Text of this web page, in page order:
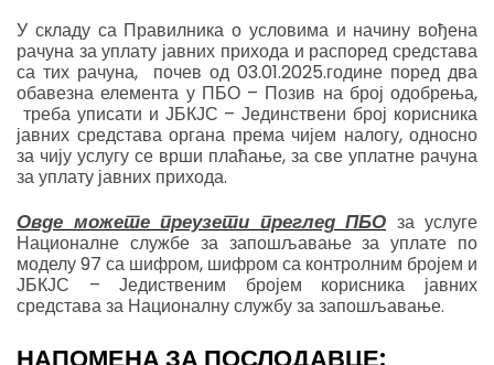
У складу са Правилника о условима и начину вођена
рачуна за уплату јавних прихода и распоред средстава
са тих рачуна, почев од 03.01.2025.године поред два
обавезна елемента у ПБО – Позив на број одобрења,
треба уписати и ЈБКЈС – Јединствени број корисника
јавних средстава органа према чијем налогу, односно
за чију услугу се врши плаћање, за све уплатне рачуна
за уплату јавних прихода.
Овде можете преузети преглед ПБО за услуге
Националне службе за запошљавање за уплате по
моделу 97 са шифром, шифром са контролним бројем и
ЈБКЈС – Једиственим бројем корисника јавних
средстава за Националну службу за запошљавање.